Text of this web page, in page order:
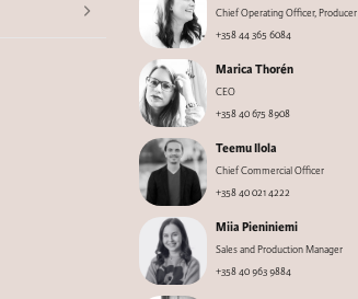
Chief Operating Officer, Producer
+358 44 365 6084
Marica Thorén
CEO
+358 40 675 8908
Teemu Ilola
Chief Commercial Officer
+358 40 021 4222
Miia Pieniniemi
Sales and Production Manager
+358 40 963 9884